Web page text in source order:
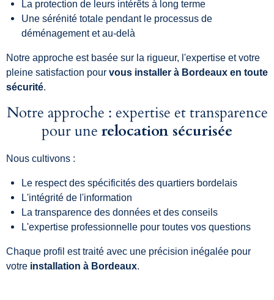
La protection de leurs intérêts à long terme
Une sérénité totale pendant le processus de
déménagement et au-delà
Notre approche est basée sur la rigueur, l'expertise et votre
pleine satisfaction pour vous installer à Bordeaux en toute
sécurité.
Notre approche : expertise et transparence
pour une relocation sécurisée
Nous cultivons :
Le respect des spécificités des quartiers bordelais
L'intégrité de l'information
La transparence des données et des conseils
L'expertise professionnelle pour toutes vos questions
Chaque profil est traité avec une précision inégalée pour
votre installation à Bordeaux.